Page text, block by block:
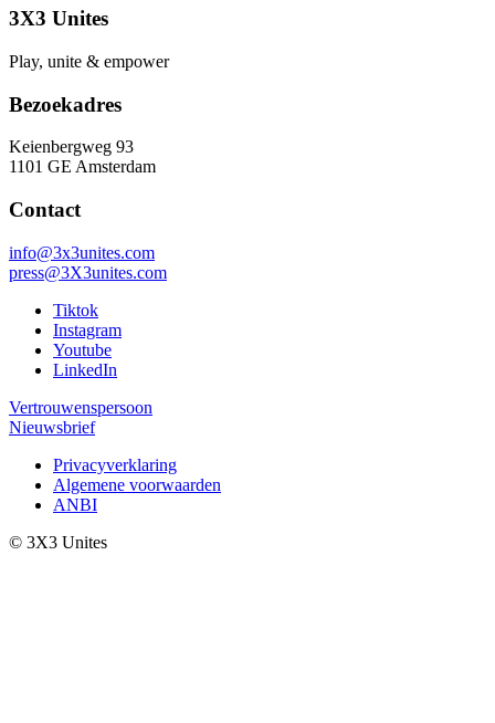
3X3 Unites
Play, unite & empower
Bezoekadres
Keienbergweg 93
1101 GE Amsterdam
Contact
info@3x3unites.com
press@3X3unites.com
Tiktok
Instagram
Youtube
LinkedIn
Vertrouwenspersoon
Nieuwsbrief
Privacyverklaring
Algemene voorwaarden
ANBI
© 3X3 Unites